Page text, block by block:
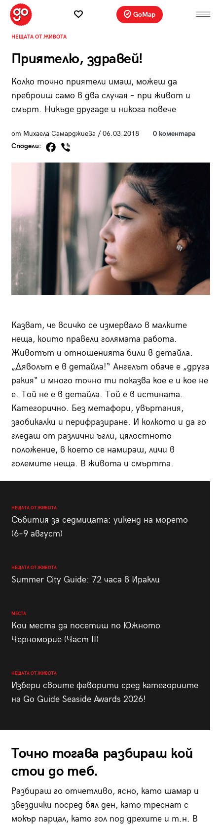
GoMap
НЕЩАТА ОТ ЖИВОТА
Приятелю, здравей!
Колко точно приятели имаш, можеш да
преброиш само в два случая – при живот и
смърт. Никъде другаде и никога повече
от Михаела Самарджиева / 06.03.2018
0 коментара
Сподели:
Казват, че всичко се измервало в малките
неща, които правели голямата работа.
Животът и отношенията били в детайла.
„Дяволът е в детайла!“ Ангелът обаче е „друга
ракия“ и много точно ти показва кое е и кое не
е. Той не е в детайла. Той е в истината.
Категорично. Без метафори, увъртания,
заобикалки и перифразиране. И колкото и да го
гледаш от различни ъгли, цялостното
положение, в което се намираш, личи в
големите неща. В живота и смъртта.
НЕЩАТА ОТ ЖИВОТА
Събития за седмицата: уикенд на морето
(6–9 август)
НЕЩАТА ОТ ЖИВОТА
Summer City Guide: 72 часа в Иракли
МЕСТА
Кои места да посетиш по Южното
Черноморие (Част II)
НЕЩАТА ОТ ЖИВОТА
Избери своите фаворити сред категориите
на Go Guide Seaside Awards 2026!
Точно тогава разбираш кой
стои до теб.
Разбираш го отчетливо, ясно, като шамар и
звездички посред бял ден, като треснат с
мокър парцал, като гол под дрехите и т.н. В